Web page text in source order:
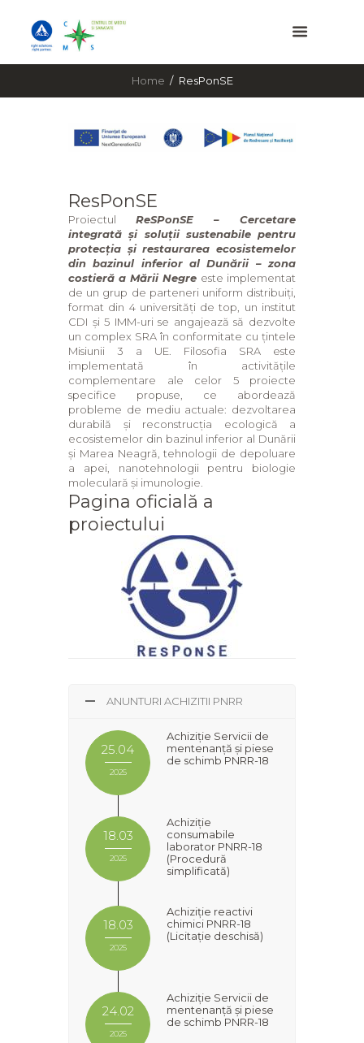
Home ResPonSE
ResPonSE
Proiectul ReSPonSE – Cercetare
integrată și soluții sustenabile pentru
protecția și restaurarea ecosistemelor
din bazinul inferior al Dunării – zona
costieră a Mării Negre este implementat
de un grup de parteneri uniform distribuiți,
format din 4 universități de top, un institut
CDI și 5 IMM-uri se angajează să dezvolte
un complex SRA în conformitate cu țintele
Misiunii 3 a UE. Filosofia SRA este
implementată în activitățile
complementare ale celor 5 proiecte
specifice propuse, ce abordează
probleme de mediu actuale: dezvoltarea
durabilă și reconstrucția ecologică a
ecosistemelor din bazinul inferior al Dunării
și Marea Neagră, tehnologii de depoluare
a apei, nanotehnologii pentru biologie
moleculară și imunologie.
Pagina oficială a
proiectului
ANUNTURI ACHIZITII PNRR
25.04
2025
Achiziție Servicii de
mentenanță și piese
de schimb PNRR-18
18.03
2025
Achiziție
consumabile
laborator PNRR-18
(Procedură
simplificată)
18.03
2025
Achiziție reactivi
chimici PNRR-18
(Licitație deschisă)
24.02
2025
Achiziție Servicii de
mentenanță și piese
de schimb PNRR-18